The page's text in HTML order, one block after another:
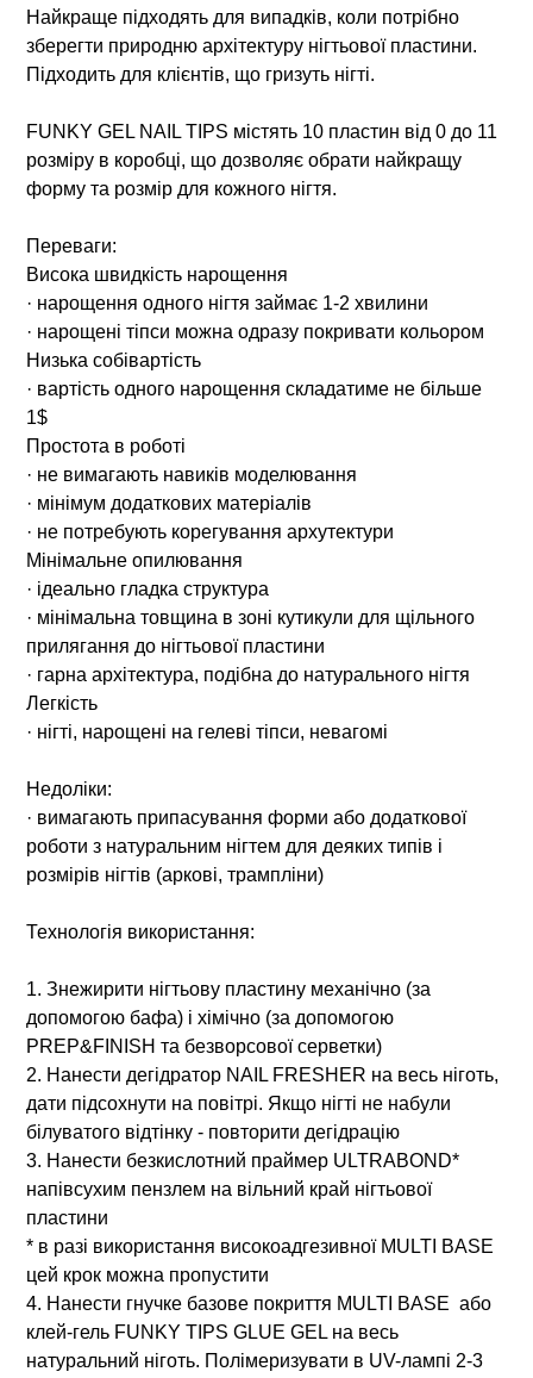
Найкраще підходять для випадків, коли потрібно
зберегти природню архітектуру нігтьової пластини.
Підходить для клієнтів, що гризуть нігті.
FUNKY GEL NAIL TIPS містять 10 пластин від 0 до 11
розміру в коробці, що дозволяє обрати найкращу
форму та розмір для кожного нігтя.
Переваги:
Висока швидкість нарощення
· нарощення одного нігтя займає 1-2 хвилини
· нарощені тіпси можна одразу покривати кольором
Низька собівартість
· вартість одного нарощення складатиме не більше
1$
Простота в роботі
· не вимагають навиків моделювання
· мінімум додаткових матеріалів
· не потребують корегування архутектури
Мінімальне опилювання
· ідеально гладка структура
· мінімальна товщина в зоні кутикули для щільного
прилягання до нігтьової пластини
· гарна архітектура, подібна до натурального нігтя
Легкість
· нігті, нарощені на гелеві тіпси, невагомі
Недоліки:
· вимагають припасування форми або додаткової
роботи з натуральним нігтем для деяких типів і
розмірів нігтів (аркові, трампліни)
Технологія використання:
1. Знежирити нігтьову пластину механічно (за
допомогою бафа) і хімічно (за допомогою
PREP&FINISH та безворсової серветки)
2. Нанести дегідратор NAIL FRESHER на весь ніготь,
дати підсохнути на повітрі. Якщо нігті не набули
білуватого відтінку - повторити дегідрацію
3. Нанести безкислотний праймер ULTRABOND*
напівсухим пензлем на вільний край нігтьової
пластини
* в разі використання високоадгезивної MULTI BASE
цей крок можна пропустити
4. Нанести гнучке базове покриття MULTI BASE або
клей-гель FUNKY TIPS GLUE GEL на весь
натуральний ніготь. Полімеризувати в UV-лампі 2-3